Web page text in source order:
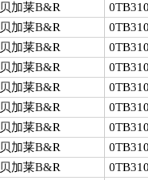
贝加莱B&R
贝加莱B&R
贝加莱B&R
贝加莱B&R
贝加莱B&R
贝加莱B&R
贝加莱B&R
贝加莱B&R
贝加莱B&R